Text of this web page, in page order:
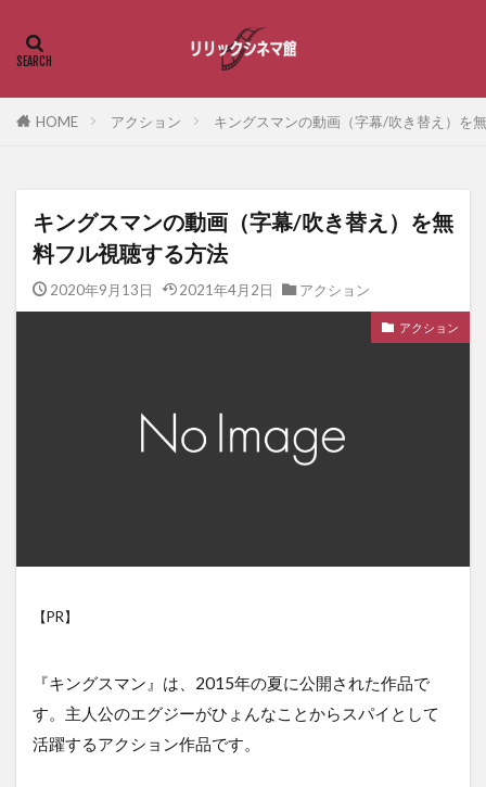
HOME アクション キングスマンの動画（字幕/吹き替え）を
キングスマンの動画（字幕/吹き替え）を無
料フル視聴する方法
2020年9月13日 2021年4月2日 アクション
アクション
【PR】
『キングスマン』は、2015年の夏に公開された作品で
す。主人公のエグジーがひょんなことからスパイとして
活躍するアクション作品です。